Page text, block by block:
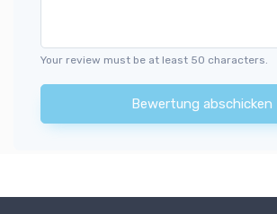
Your review must be at least 50 characters.
Bewertung abschicken